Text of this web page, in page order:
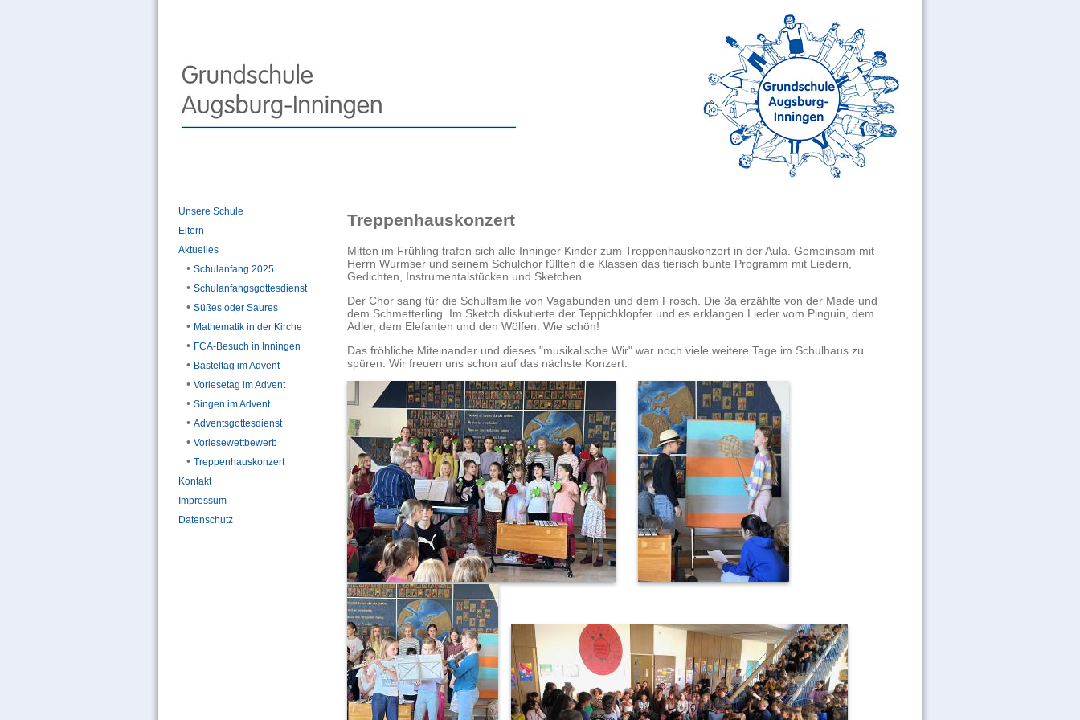
Unsere Schule
Eltern
Aktuelles
• Schulanfang 2025
• Schulanfangsgottesdienst
• Süßes oder Saures
• Mathematik in der Kirche
• FCA-Besuch in Inningen
• Basteltag im Advent
• Vorlesetag im Advent
• Singen im Advent
• Adventsgottesdienst
• Vorlesewettbewerb
• Treppenhauskonzert
Kontakt
Impressum
Datenschutz
Treppenhauskonzert
Mitten im Frühling trafen sich alle Inninger Kinder zum Treppenhauskonzert in der Aula. Gemeinsam mit
Herrn Wurmser und seinem Schulchor füllten die Klassen das tierisch bunte Programm mit Liedern,
Gedichten, Instrumentalstücken und Sketchen.
Der Chor sang für die Schulfamilie von Vagabunden und dem Frosch. Die 3a erzählte von der Made und
dem Schmetterling. Im Sketch diskutierte der Teppichklopfer und es erklangen Lieder vom Pinguin, dem
Adler, dem Elefanten und den Wölfen. Wie schön!
Das fröhliche Miteinander und dieses "musikalische Wir" war noch viele weitere Tage im Schulhaus zu
spüren. Wir freuen uns schon auf das nächste Konzert.